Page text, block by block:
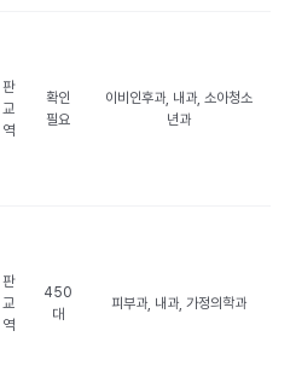
판
교
역
확인
필요
이비인후과, 내과, 소아청소
년과
판
교
역
450
대
피부과, 내과, 가정의학과